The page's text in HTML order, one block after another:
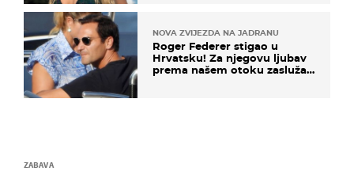
NOVA ZVIJEZDA NA JADRANU
Roger Federer stigao u
Hrvatsku! Za njegovu ljubav
prema našem otoku zaslužan
ZABAVA